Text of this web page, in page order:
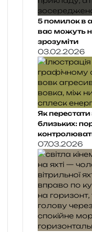
5 помилок в
вас можуть
зрозуміти
03.02.2026
Як
близьких:
07.03.2026